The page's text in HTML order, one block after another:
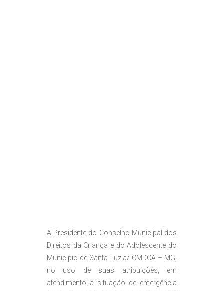
A Presidente do Conselho Municipal dos
Direitos da Criança e do Adolescente do
Município de Santa Luzia/ CMDCA – MG,
no uso de suas atribuições, em
atendimento a situação de emergência